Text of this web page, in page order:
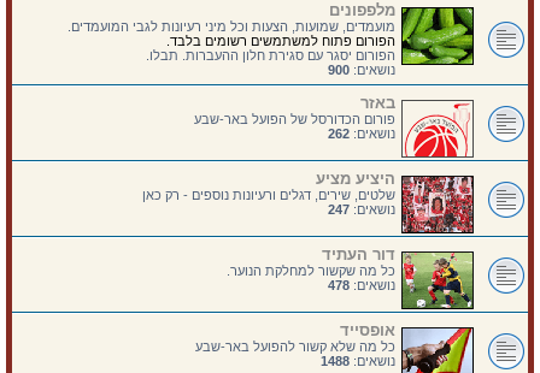
מלפפונים
מועמדים, שמועות, הצעות וכל מיני רעיונות לגבי המועמדים.
הפורום פתוח למשתמשים רשומים בלבד.
הפורום יסגר עם סגירת חלון ההעברות. תבלו.
נושאים: 900
באזר
פורום הכדורסל של הפועל באר-שבע
נושאים: 262
היציע מציע
שלטים, שירים, דגלים ורעיונות נוספים - רק כאן
נושאים: 247
דור העתיד
כל מה שקשור למחלקת הנוער.
נושאים: 478
אופסייד
כל מה שלא קשור להפועל באר-שבע
נושאים: 1488